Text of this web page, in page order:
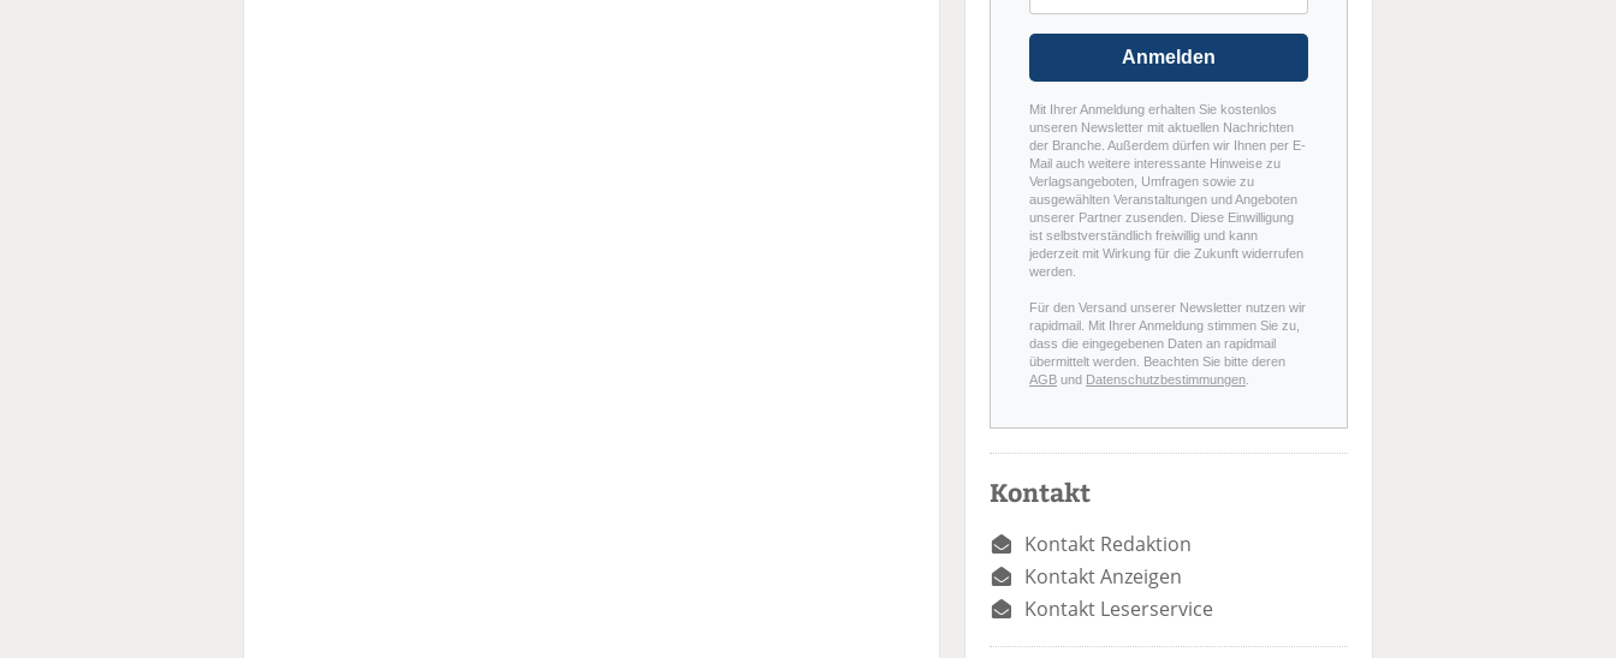
Anmelden
Mit Ihrer Anmeldung erhalten Sie kostenlos
unseren Newsletter mit aktuellen Nachrichten
der Branche. Außerdem dürfen wir Ihnen per E-
Mail auch weitere interessante Hinweise zu
Verlagsangeboten, Umfragen sowie zu
ausgewählten Veranstaltungen und Angeboten
unserer Partner zusenden. Diese Einwilligung
ist selbstverständlich freiwillig und kann
jederzeit mit Wirkung für die Zukunft widerrufen
werden.
Für den Versand unserer Newsletter nutzen wir
rapidmail. Mit Ihrer Anmeldung stimmen Sie zu,
dass die eingegebenen Daten an rapidmail
übermittelt werden. Beachten Sie bitte deren
AGB und Datenschutzbestimmungen
Kontakt
Kontakt Redaktion
Kontakt Anzeigen
Kontakt Leserservice